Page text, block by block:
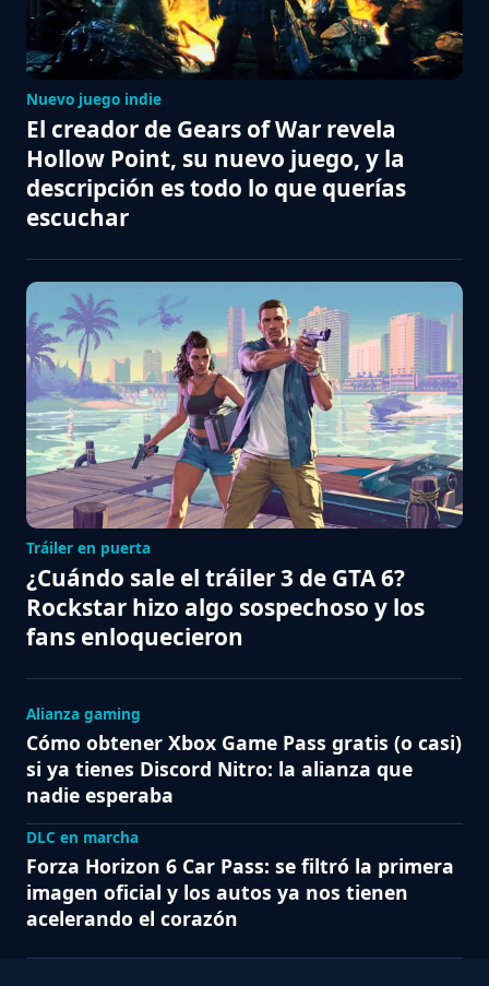
Nuevo juego indie
El creador de Gears of War revela
Hollow Point, su nuevo juego, y la
descripción es todo lo que querías
escuchar
Tráiler en puerta
¿Cuándo sale el tráiler 3 de GTA 6?
Rockstar hizo algo sospechoso y los
fans enloquecieron
Alianza gaming
Cómo obtener Xbox Game Pass gratis (o casi)
si ya tienes Discord Nitro: la alianza que
nadie esperaba
DLC en marcha
Forza Horizon 6 Car Pass: se filtró la primera
imagen oficial y los autos ya nos tienen
acelerando el corazón